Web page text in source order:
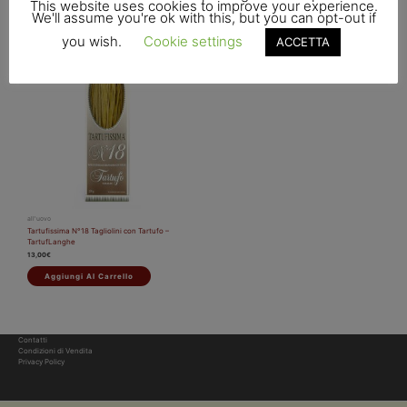
all'uovo
Tartufissima N°18 Tagliolini con Tartufo –
TartufLanghe
13,00€
Aggiungi Al Carrello
Contatti
Condizioni di Vendita
Privacy Policy
This website uses cookies to improve your experience.
We'll assume you're ok with this, but you can opt-out if
you wish.
Cookie settings ACCETTA